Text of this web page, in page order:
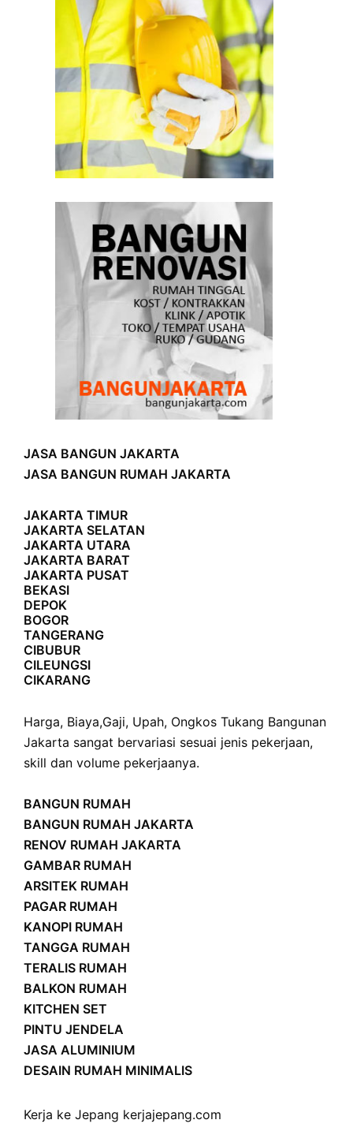
JASA BANGUN JAKARTA
JASA BANGUN RUMAH JAKARTA
JAKARTA TIMUR
JAKARTA SELATAN
JAKARTA UTARA
JAKARTA BARAT
JAKARTA PUSAT
BEKASI
DEPOK
BOGOR
TANGERANG
CIBUBUR
CILEUNGSI
CIKARANG
Harga, Biaya,Gaji, Upah, Ongkos Tukang Bangunan
Jakarta sangat bervariasi sesuai jenis pekerjaan,
skill dan volume pekerjaanya.
BANGUN RUMAH
BANGUN RUMAH JAKARTA
RENOV RUMAH JAKARTA
GAMBAR RUMAH
ARSITEK RUMAH
PAGAR RUMAH
KANOPI RUMAH
TANGGA RUMAH
TERALIS RUMAH
BALKON RUMAH
KITCHEN SET
PINTU JENDELA
JASA ALUMINIUM
DESAIN RUMAH MINIMALIS
Kerja ke Jepang kerjajepang.com